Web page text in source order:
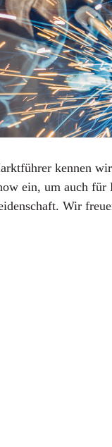
kennen
ein, um auch für
Wir